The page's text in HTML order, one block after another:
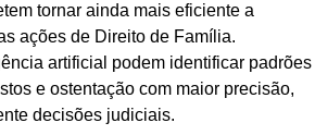
tornar ainda mais eficiente a
ações de Direito de Família.
artificial podem identificar padrões
e ostentação com maior precisão,
decisões judiciais.